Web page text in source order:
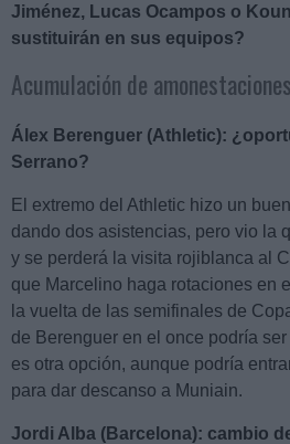
Jiménez, Lucas Ocampos o
sustituirán en sus equipos?
Acumulación de amonestaciones
Álex Berenguer (Athletic):
Serrano?
El extremo del Athletic hizo un
dando dos asistencias, pero vio la
y se perderá la visita rojiblanca al
que Marcelino haga rotaciones en
la vuelta de las semifinales de
de Berenguer en el once podría
es otra opción, aunque podría
para dar descanso a Muniain.
Jordi Alba (Barcelona): cambio